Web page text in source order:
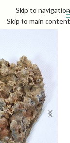
Skip to navigation
Skip to main content